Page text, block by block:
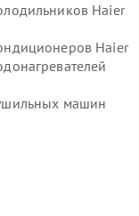
Haier
Haier
машин